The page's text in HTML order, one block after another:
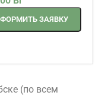
ЗАЯВКУ
(по всем